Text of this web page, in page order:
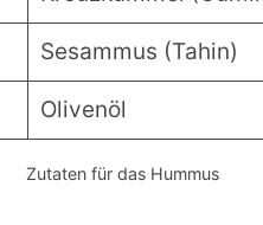
Sesammus (Tahin)
Olivenöl
Zutaten für das Hummus